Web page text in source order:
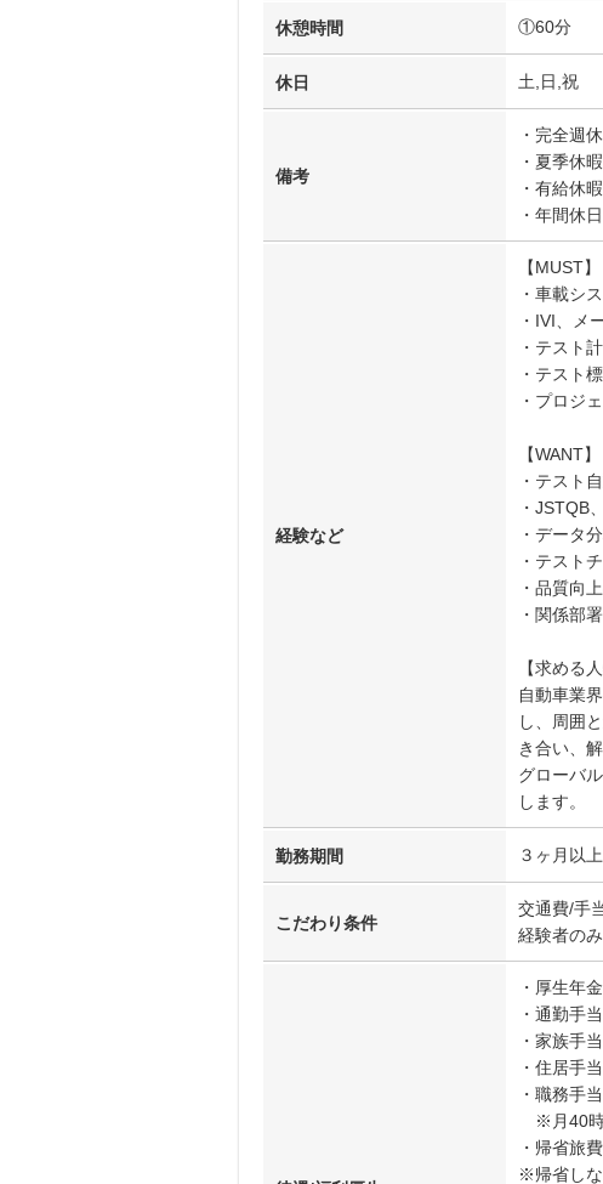
休憩時間 ①60分
休日 土,日,祝
備考
・完全週
・夏季休
・有給休
・年間休
経験など
【MUST】
・車載シ
・IVI、メ
・テスト
・テスト
・プロジ
【WANT】
・テスト
・JSTQB
・データ
・テスト
・品質向
・関係部
【求める
自動車業
し、周囲
き合い、
グローバ
します。
勤務期間 ３ヶ月以上
こだわり条件
交通費/手
経験者のみ
・厚生年
・通勤手
・家族手
・住居手
・職務手
※月40時
・帰省旅
※帰省しな